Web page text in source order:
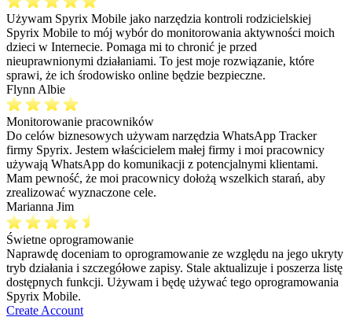
Używam Spyrix Mobile jako narzędzia kontroli rodzicielskiej
Spyrix Mobile to mój wybór do monitorowania aktywności moich
dzieci w Internecie. Pomaga mi to chronić je przed
nieuprawnionymi działaniami. To jest moje rozwiązanie, które
sprawi, że ich środowisko online będzie bezpieczne.
Flynn Albie
Monitorowanie pracowników
Do celów biznesowych używam narzędzia WhatsApp Tracker
firmy Spyrix. Jestem właścicielem małej firmy i moi pracownicy
używają WhatsApp do komunikacji z potencjalnymi klientami.
Mam pewność, że moi pracownicy dołożą wszelkich starań, aby
zrealizować wyznaczone cele.
Marianna Jim
Świetne oprogramowanie
Naprawdę doceniam to oprogramowanie ze względu na jego ukryty
tryb działania i szczegółowe zapisy. Stale aktualizuje i poszerza listę
dostępnych funkcji. Używam i będę używać tego oprogramowania
Spyrix Mobile.
Create Account